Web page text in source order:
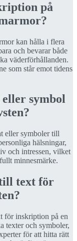
på
kan hålla i flera
och bevarar både
väderförhållanden.
som står emot tidens
symbol
eller symboler till
hälsningar,
och intressen, vilket
minnesmärke.
text för
för inskription på en
texter och symboler,
för att hitta rätt